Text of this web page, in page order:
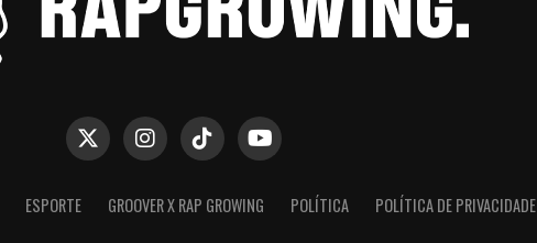
ESPORTE GROOVER X RAP GROWING POLÍTICA POLÍTICA DE PRIVACIDADE